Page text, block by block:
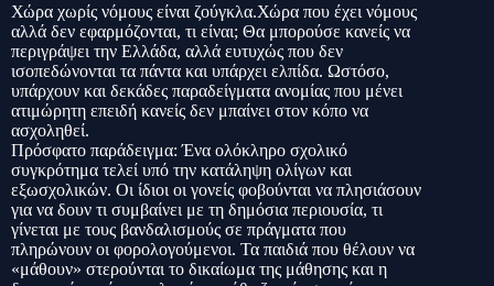
Χώρα χωρίς νόμους είναι ζούγκλα.Χώρα που έχει νόμους
αλλά δεν εφαρμόζονται, τι είναι; Θα μπορούσε κανείς να
περιγράψει την Ελλάδα, αλλά ευτυχώς που δεν
ισοπεδώνονται τα πάντα και υπάρχει ελπίδα. Ωστόσο,
υπάρχουν και δεκάδες παραδείγματα ανομίας που μένει
ατιμώρητη επειδή κανείς δεν μπαίνει στον κόπο να
ασχοληθεί.
Πρόσφατο παράδειγμα: Ένα ολόκληρο σχολικό
συγκρότημα τελεί υπό την κατάληψη ολίγων και
εξωσχολικών. Οι ίδιοι οι γονείς φοβούνται να πλησιάσουν
για να δουν τι συμβαίνει με τη δημόσια περιουσία, τι
γίνεται με τους βανδαλισμούς σε πράγματα που
πληρώνουν οι φορολογούμενοι. Τα παιδιά που θέλουν να
«μάθουν» στερούνται το δικαίωμα της μάθησης και η